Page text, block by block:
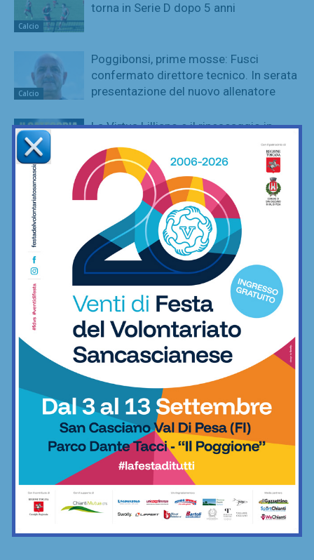
Calcio
torna in Serie D dopo 5 anni
Calcio
Poggibonsi, prime mosse: Fusci
confermato direttore tecnico. In serata
presentazione del nuovo allenatore
Calcio
La Virtus Lilliano e il ripescaggio in
Seconda: “Una gioia immensa. Pronti
ad affrontare la nuova avventura”
Calcio
Grassina al lavoro per la stagione
2026/27, sospeso ancora tra due
categorie
Calcio
Sette ripescaggi per la Seconda
Categoria 2026/27: fa festa anche la
Virtus Lilliano
Vittoria il rimonta contro i giovani viola:
2-1 Rondinella nella prima amichevole
Serie D, ecco i due passaggi
fondamentali su organici e calendari (e
il Grassina spera…)